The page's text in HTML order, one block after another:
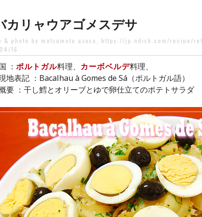
カリャウアゴメスデサ
& photo by matsumoto azusa, https://jp.ndish.com/recipe/
16
国 ： ポルトガル料理、 カーボベルデ料理、
地表記 ：Bacalhau à Gomes de Sá（ポルトガル語）
要 ：干し鱈とオリーブとゆで卵仕立てのポテトサラダ